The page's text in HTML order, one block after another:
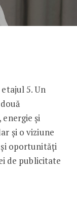
Waves
5. Un
și
și o viziune
și oportunități
de publicitate